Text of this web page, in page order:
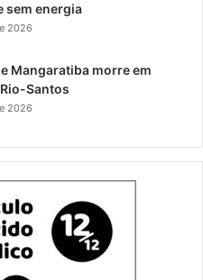
sem energia
2026
Mangaratiba morre em
Santos
2026